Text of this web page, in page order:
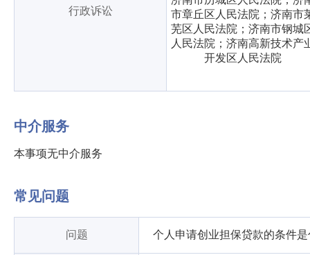
行政诉讼
市章丘区人民法院；济南市
芜区人民法院；济南市钢城
人民法院；济南高新技术产
开发区人民法院
中介服务
本事项无中介服务
常见问题
问题 个人申请创业担保贷款的条件